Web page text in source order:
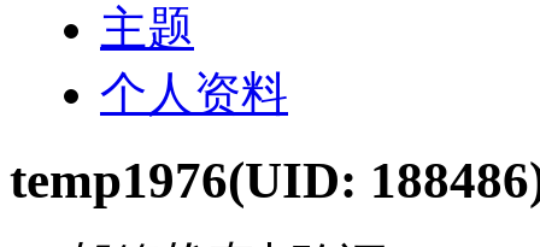
主题
个人资料
temp1976(UID: